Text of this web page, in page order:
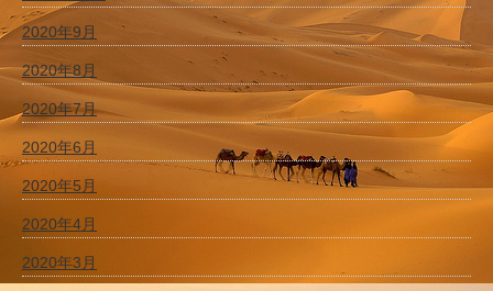
2020年9月
2020年8月
2020年7月
2020年6月
2020年5月
2020年4月
2020年3月